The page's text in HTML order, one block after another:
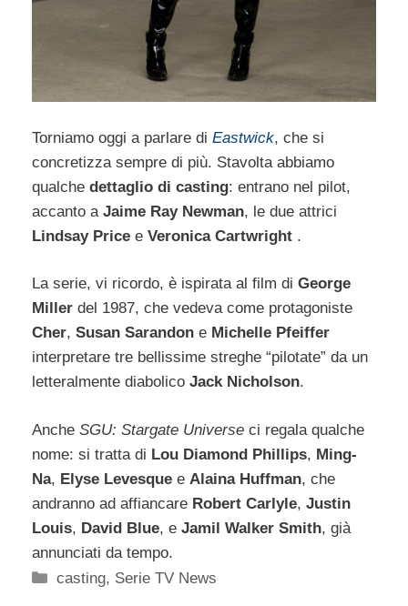
Torniamo oggi a parlare di Eastwick, che si
concretizza sempre di più. Stavolta abbiamo
qualche dettaglio di casting: entrano nel pilot,
accanto a Jaime Ray Newman, le due attrici
Lindsay Price e Veronica Cartwright .
La serie, vi ricordo, è ispirata al film di George
Miller del 1987, che vedeva come protagoniste
Cher, Susan Sarandon e Michelle Pfeiffer
interpretare tre bellissime streghe “pilotate” da un
letteralmente diabolico Jack Nicholson.
Anche SGU: Stargate Universe ci regala qualche
nome: si tratta di Lou Diamond Phillips, Ming-
Na, Elyse Levesque e Alaina Huffman, che
andranno ad affiancare Robert Carlyle, Justin
Louis, David Blue, e Jamil Walker Smith, già
annunciati da tempo.
Categorie
casting, Serie TV News